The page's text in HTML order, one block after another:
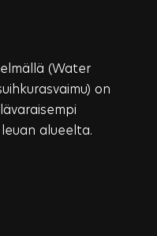
(Water
on
alueelta.